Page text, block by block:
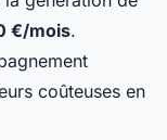
€/mois.
coûteuses en